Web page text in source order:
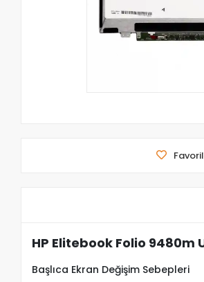
HP Elitebook Folio 9480m
Başlıca Ekran Değişim Sebepleri